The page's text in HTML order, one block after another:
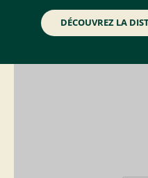
DÉCOUVREZ LA